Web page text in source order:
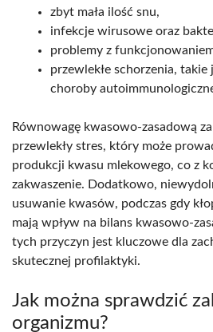
zbyt mała ilość snu,
infekcje wirusowe oraz
problemy z
przewlekłe schorzenia, takie
choroby
Równowagę kwasowo-zasadową
przewlekły stres, który może
produkcji kwasu mlekowego, co z
zakwaszenie. Dodatkowo,
usuwanie kwasów, podczas gdy
mają wpływ na bilans kwasowo-
tych przyczyn jest kluczowe dla
skutecznej profilaktyki.
Jak można sprawdzić
organizmu?